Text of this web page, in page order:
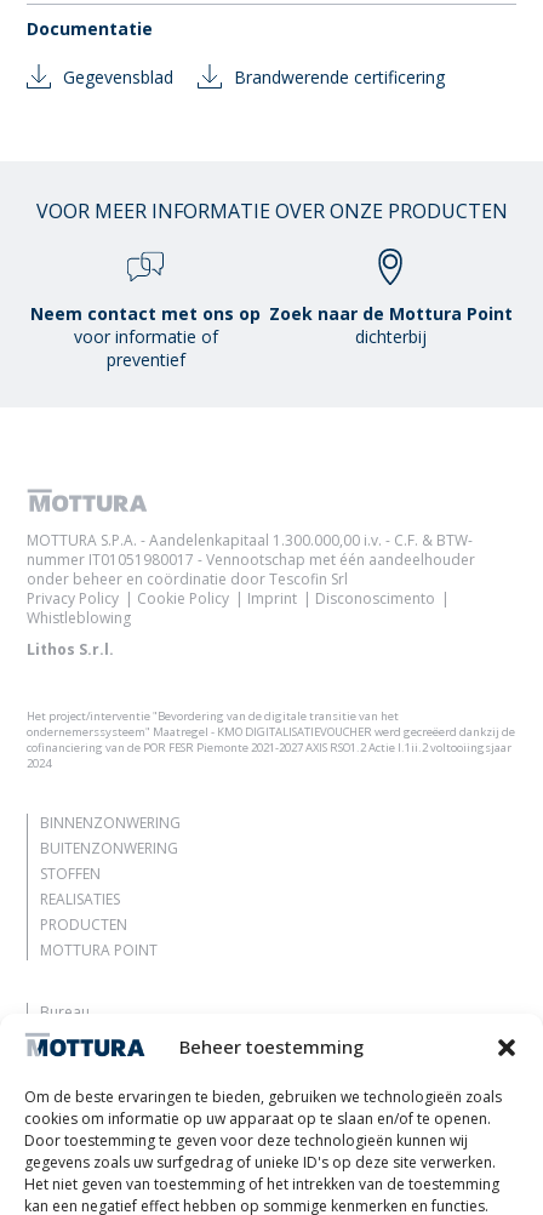
Beheer toestemming
Om de beste ervaringen te bieden, gebruiken we technologieën zoals
cookies om informatie op uw apparaat op te slaan en/of te openen.
Door toestemming te geven voor deze technologieën kunnen wij
gegevens zoals uw surfgedrag of unieke ID's op deze site verwerken.
Het niet geven van toestemming of het intrekken van de toestemming
kan een negatief effect hebben op sommige kenmerken en functies.
Documentatie
Gegevensblad Brandwerende certificering
VOOR MEER INFORMATIE OVER ONZE PRODUCTEN
Neem contact met ons op
voor informatie of
preventief
Zoek naar de Mottura Point
dichterbij
MOTTURA S.P.A. - Aandelenkapitaal 1.300.000,00 i.v. - C.F. & BTW-
nummer IT01051980017 - Vennootschap met één aandeelhouder
onder beheer en coördinatie door Tescofin Srl
Privacy Policy
Cookie Policy Imprint
Disconoscimento
Whistleblowing
Lithos S.r.l.
Het project/interventie "Bevordering van de digitale transitie van het
ondernemerssysteem" Maatregel - KMO DIGITALISATIEVOUCHER werd gecreëerd dankzij de
cofinanciering van de POR FESR Piemonte 2021-2027 AXIS RSO1.2 Actie I.1ii.2 voltooiingsjaar
2024
BINNENZONWERING
BUITENZONWERING
STOFFEN
REALISATIES
PRODUCTEN
MOTTURA POINT
Bureau
Laat je inspireren
Contacten
Werk met ons
Gereserveerd gebied
Certificeringen
M2Net
Child Safety